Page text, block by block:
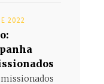
2022